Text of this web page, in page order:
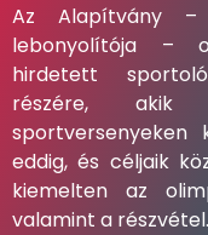
Az Alapítvány
lebonyolítója –
hirdetett
részére, akik
eddig, és céljaik
kiemelten az
valamint a részvétel.